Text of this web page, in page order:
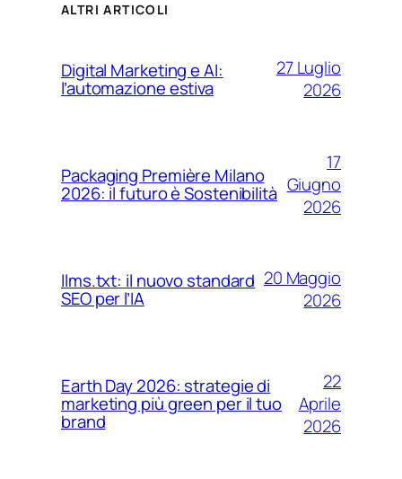
ALTRI ARTICOLI
Digital Marketing e AI:
l’automazione estiva
27 Luglio
2026
Packaging Première Milano
2026: il futuro è Sostenibilità
17
Giugno
2026
llms.txt: il nuovo standard
SEO per l’IA
20 Maggio
2026
Earth Day 2026: strategie di
marketing più green per il tuo
brand
22
Aprile
2026